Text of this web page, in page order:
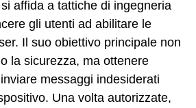
affida a tattiche di ingegneria
gli utenti ad abilitare le
Il suo obiettivo principale non
la sicurezza, ma ottenere
messaggi indesiderati
Una volta autorizzate,